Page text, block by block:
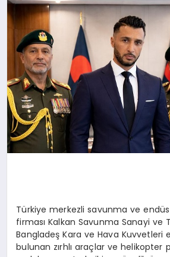
TEKNOLOJI
Türkiye merkezli savunma ve
firması Kalkan Savunma Sanayi ve
Bangladeş Kara ve Hava Kuvvetleri
bulunan zırhlı araçlar ve helikopter